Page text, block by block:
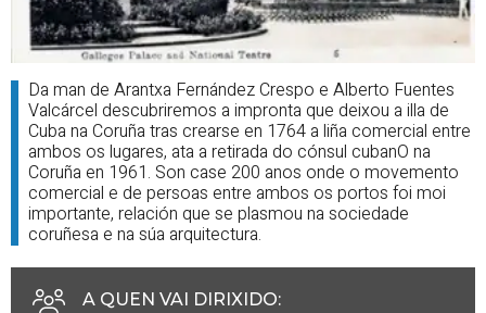
Da man de Arantxa Fernández Crespo e Alberto Fuentes
Valcárcel descubriremos a impronta que deixou a illa de
Cuba na Coruña tras crearse en 1764 a liña comercial entre
ambos os lugares, ata a retirada do cónsul cubanO na
Coruña en 1961. Son case 200 anos onde o movemento
comercial e de persoas entre ambos os portos foi moi
importante, relación que se plasmou na sociedade
coruñesa e na súa arquitectura.
A QUEN VAI DIRIXIDO: